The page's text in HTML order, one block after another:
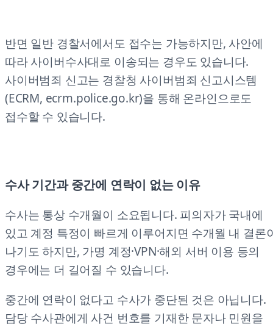
반면 일반 경찰서에서도 접수는 가능하지만, 사안에
따라 사이버수사대로 이송되는 경우도 있습니다.
사이버범죄 신고는 경찰청 사이버범죄 신고시스템
(ECRM, ecrm.police.go.kr)을 통해 온라인으로도
접수할 수 있습니다.
수사 기간과 중간에 연락이 없는 이유
수사는 통상 수개월이 소요됩니다. 피의자가 국내에
있고 계정 특정이 빠르게 이루어지면 수개월 내 결론
나기도 하지만, 가명 계정·VPN·해외 서버 이용 등의
경우에는 더 길어질 수 있습니다.
중간에 연락이 없다고 수사가 중단된 것은 아닙니다.
담당 수사관에게 사건 번호를 기재한 문자나 민원을